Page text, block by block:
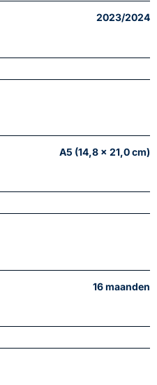
2023/2024
A5 (14,8 x 21,0 cm)
16 maanden